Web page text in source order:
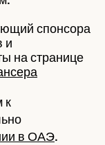
спонсора
и
на странице
к
в ОАЭ.